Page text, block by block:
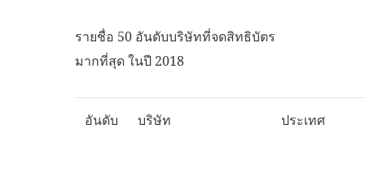
รายชื่อ 50 อันดับบริษัทที่จดสิทธิบัตร
มากที่สุด ในปี 2018
อันดับ บริษัท ประเทศ